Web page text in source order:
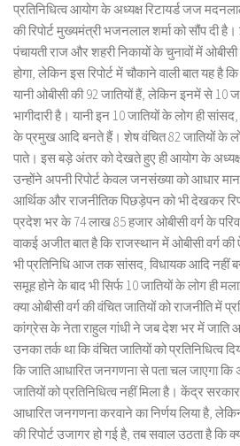
प्रतिनिधित्व आयोग के अध्यक्ष रिटायर्ड जज
की रिपोर्ट मुख्यमंत्री भजनलाल शर्मा को सौंप दी
पंचायती राज और शहरी निकायों के चुनावों में
होगा, लेकिन इस रिपोर्ट में चौकाने वाली बात यह है
यानी ओबीसी की 92 जातियों हैं, लेकिन इनमें से 10
भागीदारी है। यानी इन 10 जातियों के लोग ही
के प्रमुख आदि बनते हैं। शेष वंचित 82 जातियों के
पाते। इस बड़े अंतर को देखते हुए ही आयोग के अध्यक्ष
उन्होंने अपनी रिपोर्ट केवल जनसंख्या को आधार
आर्थिक और राजनीतिक पिछड़ेपन को भी देखकर
प्रदेश भर के 74 लाख 85 हजार ओबीसी वर्ग के
वाकई अजीत बात है कि राजस्थान में ओबीसी वर्ग की
भी प्रतिनिधि आज तक सांसद, विधायक आदि नहीं
समूह होने के बाद भी सिर्फ 10 जातियों के लोग ही
क्या ओबीसी वर्ग की वंचित जातियों को राजनीति में
कांग्रेस के नेता राहुल गांधी ने जब देश भर में जाति
उनका तर्क था कि वंचित जातियों को प्रतिनिधित्व
कि जाति आधारित जनगणना से पता चल जाएगा कि
जातियों को प्रतिनिधित्व नहीं मिला है। केंद्र
आधारित जनगणना करवाने का निर्णय लिया है,
की रिपोर्ट उजागर हो गई है, तब सवाल उठता है